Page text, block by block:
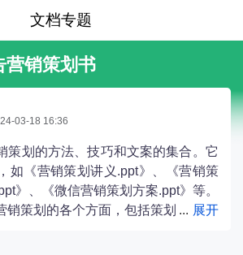
文档专题
营销策划书
03-18 16:36
策划的方法、技巧和文案的集合。它
如《营销策划讲义.ppt》、《营销策
》、《微信营销策划方案.ppt》等。
销策划的各个方面，包括策划
以了解到营销策划的基本原理和实践